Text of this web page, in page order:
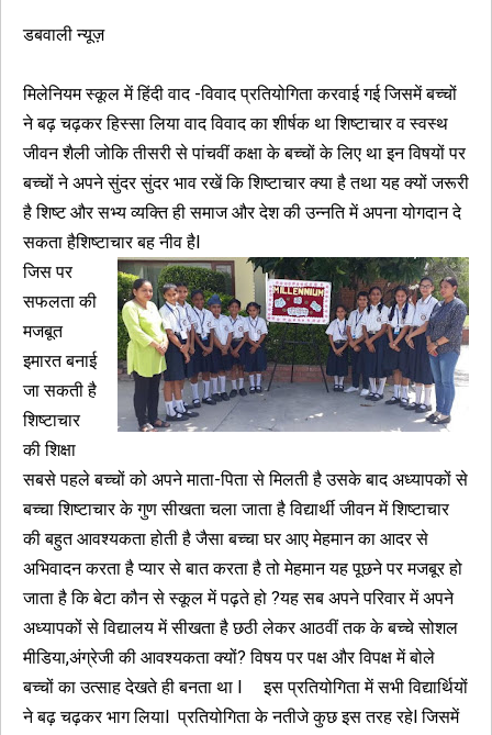
डबवाली न्यूज़
मिलेनियम स्कूल में हिंदी वाद -विवाद प्रतियोगिता करवाई गई जिसमें बच्चों
ने बढ़ चढ़कर हिस्सा लिया वाद विवाद का शीर्षक था शिष्टाचार व स्वस्थ
जीवन शैली जोकि तीसरी से पांचवीं कक्षा के बच्चों के लिए था इन विषयों पर
बच्चों ने अपने सुंदर सुंदर भाव रखें कि शिष्टाचार क्या है तथा यह क्यों जरूरी
है शिष्ट और सभ्य व्यक्ति ही समाज और देश की उन्नति में अपना योगदान दे
सकता हैशिष्टाचार बह नीव हैl
जिस पर
सफलता की
मजबूत
इमारत बनाई
जा सकती है
शिष्टाचार
की शिक्षा
सबसे पहले बच्चों को अपने माता-पिता से मिलती है उसके बाद अध्यापकों से
बच्चा शिष्टाचार के गुण सीखता चला जाता है विद्यार्थी जीवन में शिष्टाचार
की बहुत आवश्यकता होती है जैसा बच्चा घर आए मेहमान का आदर से
अभिवादन करता है प्यार से बात करता है तो मेहमान यह पूछने पर मजबूर हो
जाता है कि बेटा कौन से स्कूल में पढ़ते हो ?यह सब अपने परिवार में अपने
अध्यापकों से विद्यालय में सीखता है छठी लेकर आठवीं तक के बच्चे सोशल
मीडिया,अंग्रेजी की आवश्यकता क्यों? विषय पर पक्ष और विपक्ष में बोले
बच्चों का उत्साह देखते ही बनता था l इस प्रतियोगिता में सभी विद्यार्थियों
ने बढ़ चढ़कर भाग लियाl प्रतियोगिता के नतीजे कुछ इस तरह रहेl जिसमें